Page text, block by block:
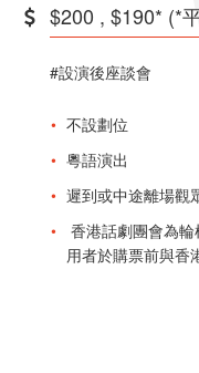
$200 , $190* (*
#設演後座談會
不設劃位
粵語演出
遲到或中途離場觀
香港話劇團會為
用者於購票前與香